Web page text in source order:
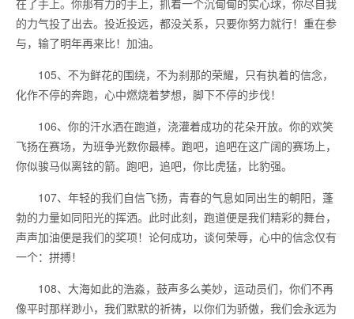
在了手上。你那有力的手上，抓着一个沉甸甸的实心球，你尽自我
的力气投了出去。投近投远，都没关系，只要你努力就行！重在参
与，输了明年再来比！加油。
105、不为鲜花的围绕，不为刹那的荣耀，只有执着的信念，
化作不停的奔跑，心中燃烧着梦想，脚下不停的步伐！
106、你的汗水洒在跑道，浇灌着成功的花朵开放。你的欢笑
飞扬在赛场，为班争光数你最棒。跑吧，追吧在这广阔的赛场上，
你似骏马似离铉的箭。跑吧，追吧，你比虎猛，比豹强。
107、年轻的我们自信飞扬，青春的气息如同出生的朝阳，蓬
勃的力量如同阳光的挥洒。此时此刻，跑道便是我们精彩的舞台，
声声加油便是我们的奖项！论何成功，谈何荣辱，心中的信念仅有
一个：拼搏！
108、大海如此的浩淼，鼓声多么美妙，运动员们，你们不再
像平时那样渺小，我们默默的祈祷，以你们为骄傲，我们会永远为